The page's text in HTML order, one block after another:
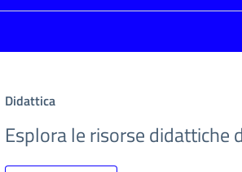
Didattica
Esplora le risorse didattiche